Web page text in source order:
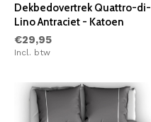
Dekbedovertrek Quattro-di-
Lino Antraciet - Katoen
€29,95
Incl. btw